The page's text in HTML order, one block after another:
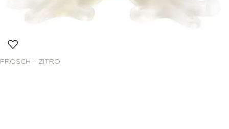
FROSCH – ZITRO